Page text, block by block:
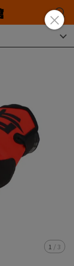
1 / 3